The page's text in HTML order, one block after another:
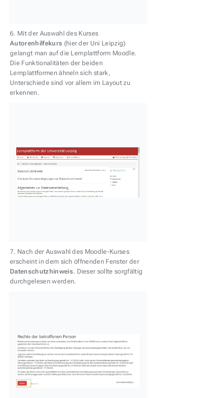
6. Mit der Auswahl des Kurses
Autorenhilfekurs (hier der Uni Leipzig)
gelangt man auf die Lernplattform Moodle.
Die Funktionalitäten der beiden
Lernplattformen ähneln sich stark,
Unterschiede sind vor allem im Layout zu
erkennen.
7. Nach der Auswahl des Moodle-Kurses
erscheint in dem sich öffnenden Fenster der
Datenschutzhinweis. Dieser sollte sorgfältig
durchgelesen werden.